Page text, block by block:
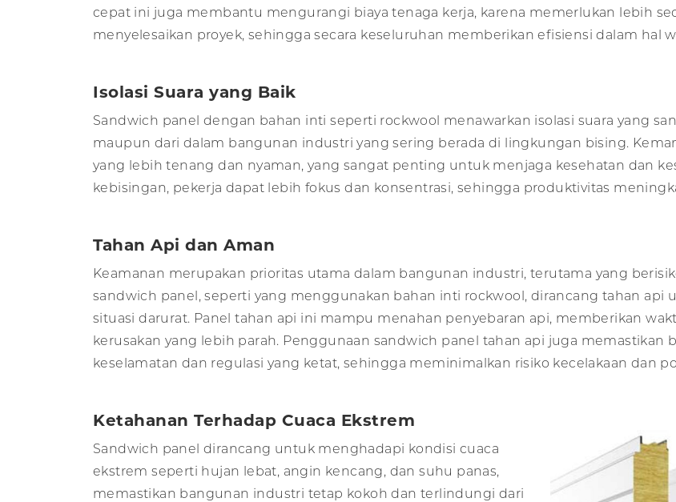
cepat ini juga membantu mengurangi biaya tenaga kerja, karena memerlukan lebih
menyelesaikan proyek, sehingga secara keseluruhan memberikan efisiensi dalam hal
Isolasi Suara yang Baik
Sandwich panel dengan bahan inti seperti rockwool menawarkan isolasi suara yang
maupun dari dalam bangunan industri yang sering berada di lingkungan bising.
yang lebih tenang dan nyaman, yang sangat penting untuk menjaga kesehatan dan
kebisingan, pekerja dapat lebih fokus dan konsentrasi, sehingga produktivitas
Tahan Api dan Aman
Keamanan merupakan prioritas utama dalam bangunan industri, terutama yang
sandwich panel, seperti yang menggunakan bahan inti rockwool, dirancang tahan
situasi darurat. Panel tahan api ini mampu menahan penyebaran api, memberikan
kerusakan yang lebih parah. Penggunaan sandwich panel tahan api juga
keselamatan dan regulasi yang ketat, sehingga meminimalkan risiko kecelakaan dan
Ketahanan Terhadap Cuaca Ekstrem
Sandwich panel dirancang untuk menghadapi kondisi cuaca
ekstrem seperti hujan lebat, angin kencang, dan suhu panas,
memastikan bangunan industri tetap kokoh dan terlindungi dari